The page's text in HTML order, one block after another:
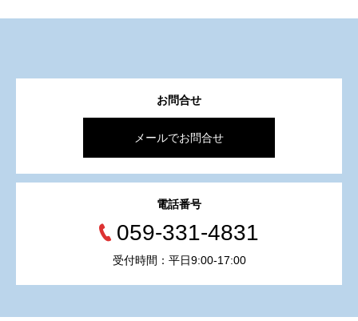
お問合せ
メールでお問合せ
電話番号
059-331-4831
受付時間：平日9:00-17:00